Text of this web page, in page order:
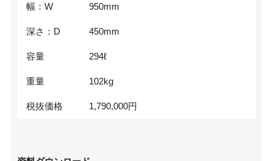
幅：W 950mm
深さ：D 450mm
容量 294ℓ
重量 102kg
税抜価格 1,790,000円